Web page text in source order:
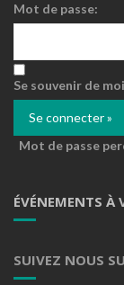
Mot de passe:
Se souvenir de moi
Mot de passe
ÉVÉNEMENTS À
SUIVEZ NOUS